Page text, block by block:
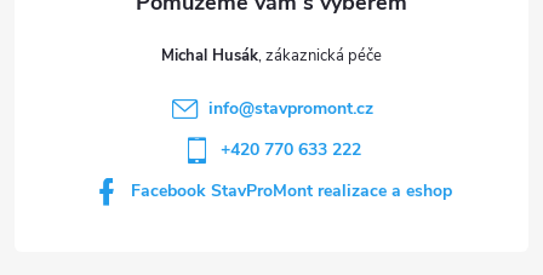
Michal Husák
info@stavpromont.cz
+420 770 633 222
Facebook StavProMont realizace a eshop